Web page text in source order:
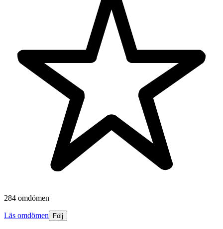
284 omdömen
Läs omdömen Följ